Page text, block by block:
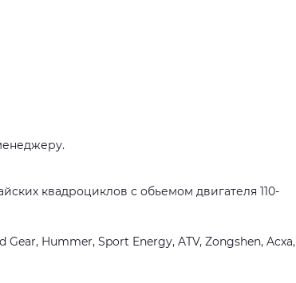
квадроциклов с обьемом двигателя 110-
Hummer, Sport Energy, ATV, Zongshen, Acxa,